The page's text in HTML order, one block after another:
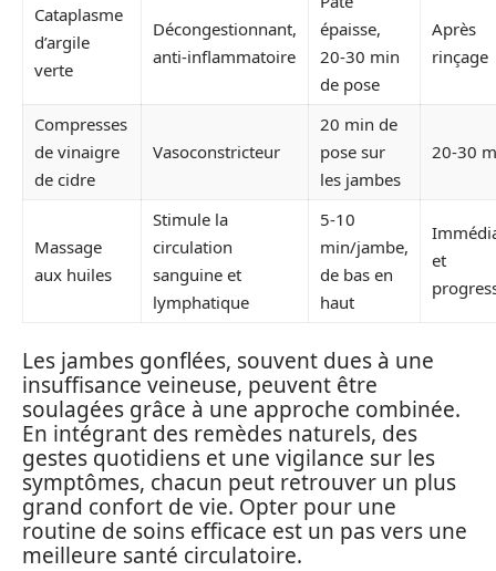
Cataplasme
d’argile
verte
Décongestionnant,
anti-inflammatoire
épaisse,
20-30 min
de pose
Après
rinçage
Compresses
de vinaigre
de cidre
Vasoconstricteur
20 min de
pose sur
les jambes
20-30
Massage
aux huiles
Stimule la
circulation
sanguine et
lymphatique
5-10
min/jambe,
de bas en
haut
et
Les jambes gonflées, souvent dues à une
insuffisance veineuse, peuvent être
soulagées grâce à une approche combinée.
En intégrant des remèdes naturels, des
gestes quotidiens et une vigilance sur les
symptômes, chacun peut retrouver un plus
grand confort de vie. Opter pour une
routine de soins efficace est un pas vers une
meilleure santé circulatoire.